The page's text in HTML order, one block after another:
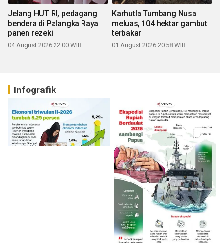
Jelang HUT RI, pedagang
bendera di Palangka Raya
panen rezeki
04 August 2026 22:00 WIB
Karhutla Tumbang Nusa
meluas, 104 hektar gambut
terbakar
01 August 2026 20:58 WIB
Infografik